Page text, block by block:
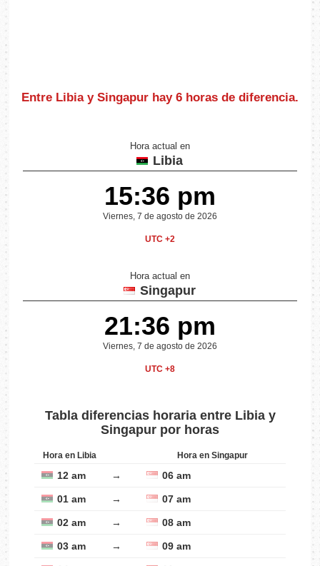
Entre Libia y Singapur hay 6 horas de diferencia.
Hora actual en
Libia
15:36 pm
Viernes, 7 de agosto de 2026
UTC +2
Hora actual en
Singapur
21:36 pm
Viernes, 7 de agosto de 2026
UTC +8
Tabla diferencias horaria entre Libia y
Singapur por horas
Hora en Libia Hora en Singapur
12 am → 06 am
01 am → 07 am
02 am → 08 am
03 am → 09 am